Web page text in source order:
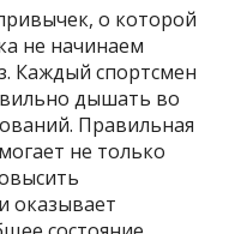
о которой
не начинаем
Каждый спортсмен
дышать во
Правильная
не только
оказывает